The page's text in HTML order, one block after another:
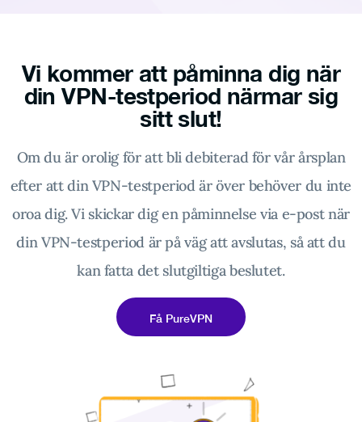
Vi kommer att påminna dig när
din VPN-testperiod närmar sig
sitt slut!
Om du är orolig för att bli debiterad för vår årsplan
efter att din VPN-testperiod är över behöver du inte
oroa dig. Vi skickar dig en påminnelse via e-post när
din VPN-testperiod är på väg att avslutas, så att du
kan fatta det slutgiltiga beslutet.
Få PureVPN